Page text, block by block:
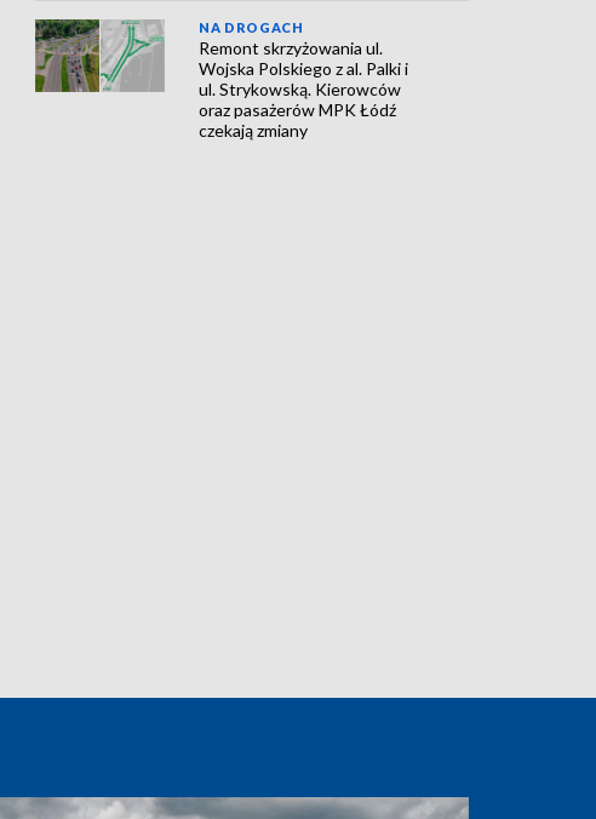
NA DROGACH
Remont skrzyżowania ul.
Wojska Polskiego z al. Palki i
ul. Strykowską. Kierowców
oraz pasażerów MPK Łódź
czekają zmiany